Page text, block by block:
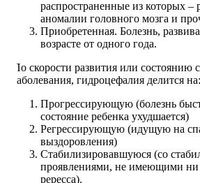
распространенные из которых –
аномалии головного мозга и
Приобретенная. Болезнь,
возрасте от одного года.
По скорости развития или состоянию
заболевания, гидроцефалия делится на:
Прогрессирующую (болезнь
состояние ребенка ухудшается)
Регрессирующую (идущую на
выздоровления)
Стабилизировавшуюся (со
проявлениями, не имеющими ни
рересса).